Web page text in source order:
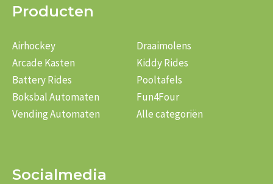
Producten
Airhockey
Arcade Kasten
Battery Rides
Boksbal Automaten
Vending Automaten
Draaimolens
Kiddy Rides
Pooltafels
Fun4Four
Alle categoriën
Socialmedia